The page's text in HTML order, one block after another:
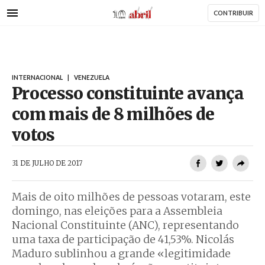
para
AbrilAbril CONTRIBUIR
INTERNACIONAL VENEZUELA
Processo constituinte avança
com mais de 8 milhões de
votos
31 DE JULHO DE 2017
Mais de oito milhões de pessoas votaram, este
domingo, nas eleições para a Assembleia
Nacional Constituinte (ANC), representando
uma taxa de participação de 41,53%. Nicolás
Maduro sublinhou a grande «legitimidade